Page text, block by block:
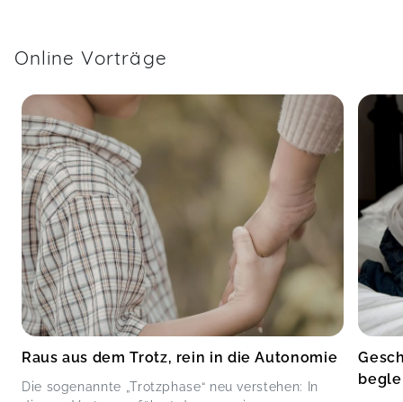
Online Vorträge
Raus aus dem Trotz, rein in die Autonomie
Die sogenannte „Trotzphase“ neu verstehen: In